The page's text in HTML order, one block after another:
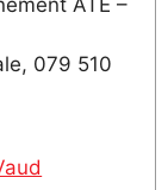
ATE –
079 510